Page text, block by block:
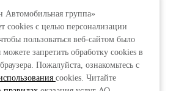
группа»
cookies с целью персонализации
пользоваться веб-сайтом было
запретить обработку сookies в
Пожалуйста, ознакомьтесь с
cookies. Читайте
обработку персональных данных.
цену